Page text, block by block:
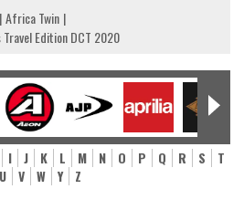
Africa Twin
Edition DCT 2020
I J K L M N O P Q R S
T
U
V W Y Z